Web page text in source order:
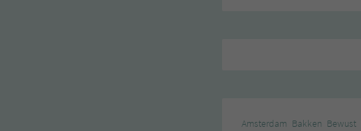
Amsterdam Bakken Bewust